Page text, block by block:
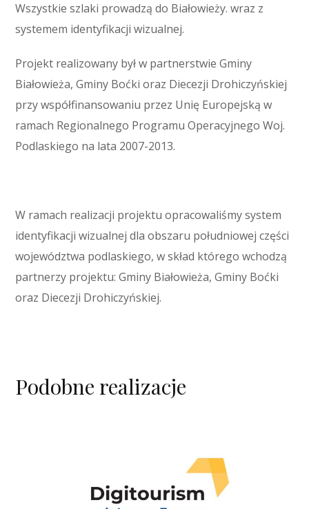
Wszystkie szlaki prowadzą do Białowieży. wraz z
systemem identyfikacji wizualnej.
Projekt realizowany był w partnerstwie Gminy
Białowieża, Gminy Boćki oraz Diecezji Drohiczyńskiej
przy współfinansowaniu przez Unię Europejską w
ramach Regionalnego Programu Operacyjnego Woj.
Podlaskiego na lata 2007-2013.
W ramach realizacji projektu opracowaliśmy system
identyfikacji wizualnej dla obszaru południowej części
województwa podlaskiego, w skład którego wchodzą
partnerzy projektu: Gminy Białowieża, Gminy Boćki
oraz Diecezji Drohiczyńskiej.
Podobne realizacje